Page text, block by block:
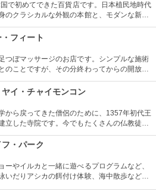
で初めてできた百貨店です。日本植民地時代
のクラシカルな外観の本館と、モダンな新館
海外のラグジュアリーブランドなど、韓国
対象とした品揃えが多く、ゆっくりとお買い
・フィート
つぼマッサージのお店です。シンプルな施術
のことですが、その分終わってからの開放
高級店では味わえないものがあり、歩き疲れ
すめのお店です。
ヤイ・チャイモンコン
から戻ってきた僧侶のために、1357年初代王
立した寺院です。今でもたくさんの仏教徒が
は観光客も多く訪れます。高さ72mの巨大な
槃の仏像、チェディ前であぐらを組む大きな
・パーク
ーやイルカと一緒に遊べるプログラムなど、
いだりアシカの餌付け体験、海中散歩など、